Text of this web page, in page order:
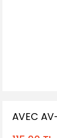
AVEC